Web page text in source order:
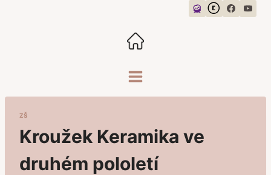
ZŠ
Kroužek Keramika ve
druhém pololetí